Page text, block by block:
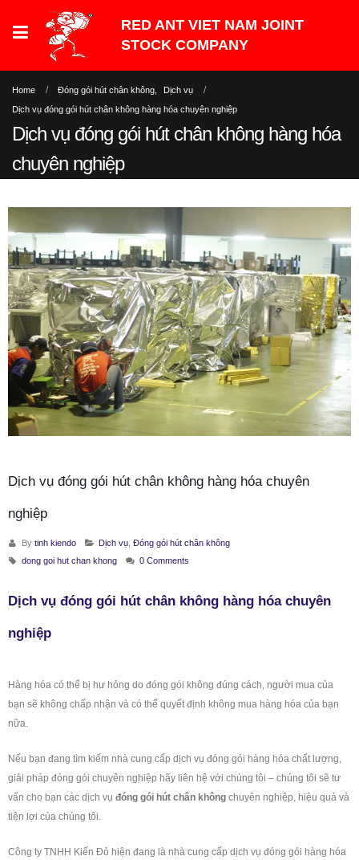
Home Đóng gói hút chân không
Dịch vụ
Dịch vụ đóng gói hút chân không hàng hóa chuyên nghiệp
Dịch vụ đóng gói hút chân không hàng hóa
chuyên nghiệp
Dịch vụ đóng gói hút chân không hàng hóa chuyên
nghiệp
By tinh kiendo Dịch vụ, Đóng gói hút chân không
dong goi hut chan khong
0 Comments
Dịch vụ đóng gói hút chân không hàng hóa chuyên
nghiệp
Hàng hóa có thể bị hư hỏng do đóng gói không đúng cách, người mua của
bạn sẽ không chấp nhận và có thể quyết định không mua hàng hóa của bạn
nữa.
Nếu bạn đang tìm kiếm nhà cung cấp dịch vụ đóng gói hàng hóa chất lượng,
giải pháp đóng gói chuyên nghiệp hãy liên hệ với chúng tôi – chúng tôi sẽ tư
vấn cho bạn các dịch vụ đóng gói hút chân không chuyên nghiệp, hiệu quả và
tiện lợi của chúng tôi.
Công ty TNHH Kiến Đỏ hiện đang là nhà cung cấp dịch vụ đóng gói hàng hóa